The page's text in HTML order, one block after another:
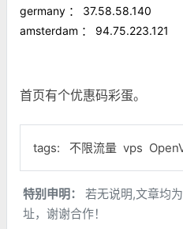
germany ： 37.58.58.140
amsterdam ： 94.75.223.121
首页有个优惠码彩蛋。
tags: 不限流量 vps
特别申明：
若无说明,文章均
址，谢谢合作！